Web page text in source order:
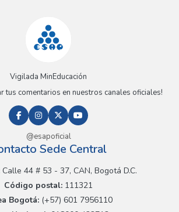
Vigilada MinEducación
tus comentarios en nuestros canales oficiales!
@esapoficial
Sede Central
Calle 44 # 53 - 37, CAN, Bogotá D.C.
Código postal: 111321
Bogotá:(+57) 601 7956110